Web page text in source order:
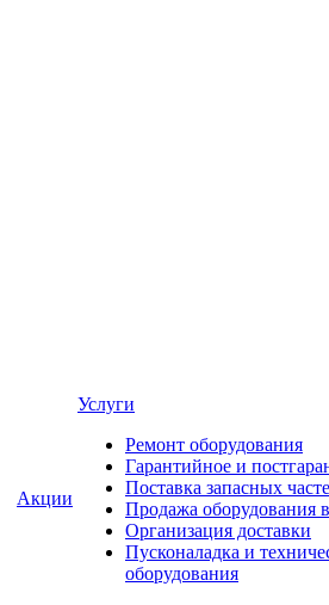
Акции
Услуги
Ремонт оборудования
Гарантийное и
Поставка запасных
Продажа оборудования
Организация доставки
Пусконаладка и
оборудования